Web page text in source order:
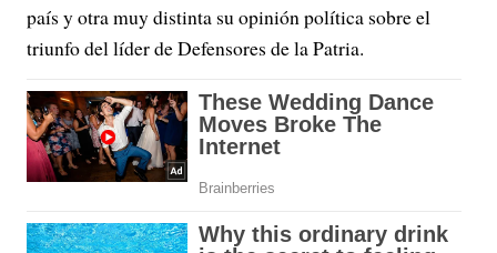
país y otra muy distinta su opinión política sobre el
triunfo del líder de Defensores de la Patria.